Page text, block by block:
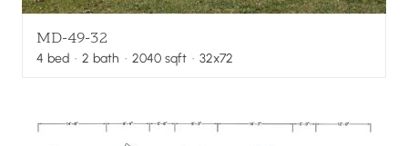
MD-49-32
4 bed · 2 bath · 2040 sqft· 32x72